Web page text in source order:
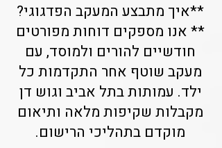
**איך מתבצע המעקב הפדגוגי?
** אנו מספקים דוחות מפורטים
חודשיים להורים ולמוסד, עם
מעקב שוטף אחר התקדמות כל
ילד. עמותות בתל אביב וגוש דן
מקבלות שקיפות מלאה ותיאום
מוקדם בתהליכי הרישום.